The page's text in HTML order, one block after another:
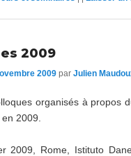
2009
2009 parJulien
organisés à propos
2009.
2009, Rome, Istituto